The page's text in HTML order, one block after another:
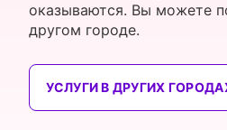
оказываются. Вы можете
другом городе.
УСЛУГИ В ДРУГИХ